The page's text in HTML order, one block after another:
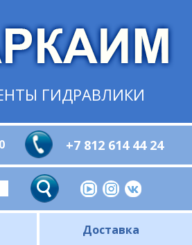
ГИДРАВЛИКИ
+7 812 614 44 24
Доставка